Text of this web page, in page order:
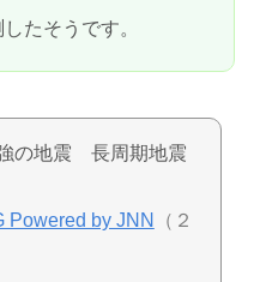
たそうです。
の地震 長周期地震
Powered by JNN
（２